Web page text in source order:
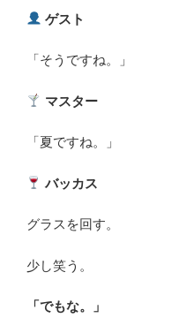
ゲスト
「そうですね。」
マスター
「夏ですね。」
バッカス
グラスを回す。
少し笑う。
「でもな。」